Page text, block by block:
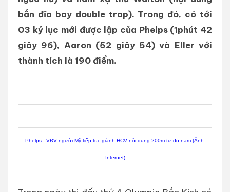
bắn đĩa bay double trap). Trong đó, có tới
03 kỷ lục mới được lập của Phelps (1phút 42
giây 96), Aaron (52 giây 54) và Eller với
thành tích là 190 điểm.
Phelps - VĐV người Mỹ tiếp tục giành HCV nội dung 200m tự do nam (Ảnh:
Internet)